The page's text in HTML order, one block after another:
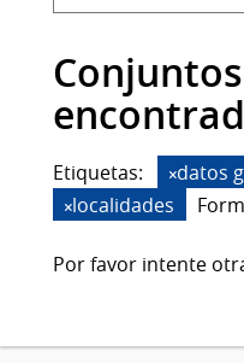
Etiquetas:
datos
localidades
Por favor intente